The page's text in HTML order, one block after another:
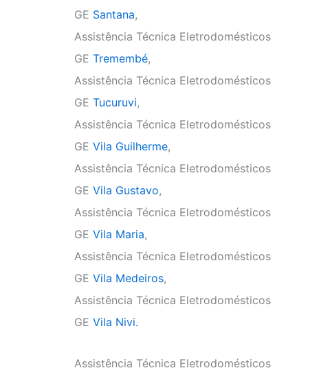
GE Santana,
Assistência Técnica Eletrodomésticos
GE Tremembé,
Assistência Técnica Eletrodomésticos
GE Tucuruvi,
Assistência Técnica Eletrodomésticos
GE Vila Guilherme,
Assistência Técnica Eletrodomésticos
GE Vila Gustavo,
Assistência Técnica Eletrodomésticos
GE Vila Maria,
Assistência Técnica Eletrodomésticos
GE Vila Medeiros,
Assistência Técnica Eletrodomésticos
GE Vila Nivi.
Assistência Técnica Eletrodomésticos